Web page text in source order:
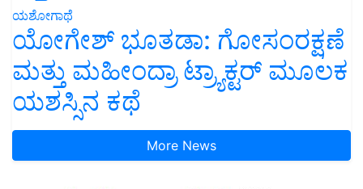
ಯಶೋಗಾಥೆ
ಯೋಗೇಶ್ ಭೂತಡಾ: ಗೋಸಂರಕ್ಷಣೆ
ಮತ್ತು ಮಹೀಂದ್ರಾ ಟ್ರ್ಯಾಕ್ಟರ್ ಮೂಲಕ
ಯಶಸ್ಸಿನ ಕಥೆ
More News